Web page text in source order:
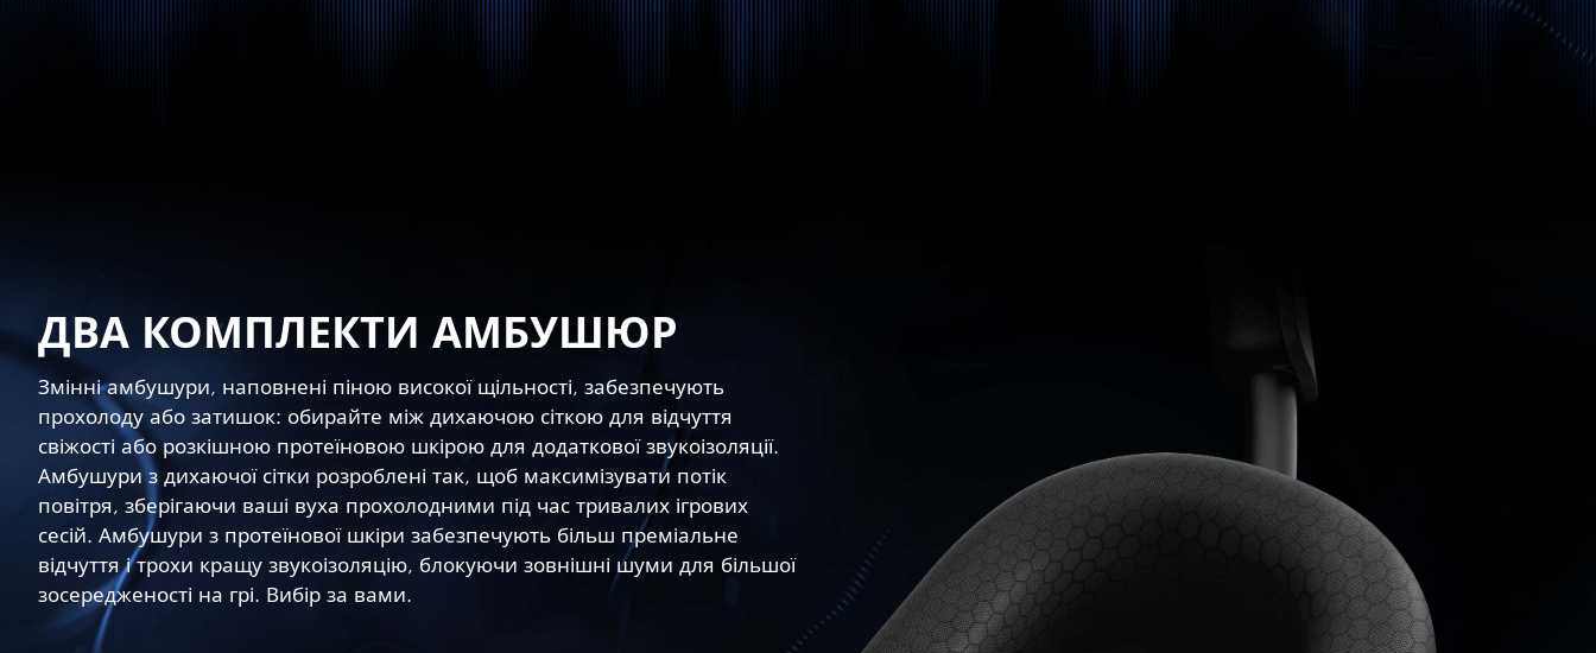
ДВА КОМПЛЕКТИ АМБУШЮР
Змінні амбушури, наповнені піною високої щільності, забезпечують
прохолоду або затишок: обирайте між дихаючою сіткою для відчуття
свіжості або розкішною протеїновою шкірою для додаткової звукоізоляції.
Амбушури з дихаючої сітки розроблені так, щоб максимізувати потік
повітря, зберігаючи ваші вуха прохолодними під час тривалих ігрових
сесій. Амбушури з протеїнової шкіри забезпечують більш преміальне
відчуття і трохи кращу звукоізоляцію, блокуючи зовнішні шуми для більшої
зосередженості на грі. Вибір за вами.